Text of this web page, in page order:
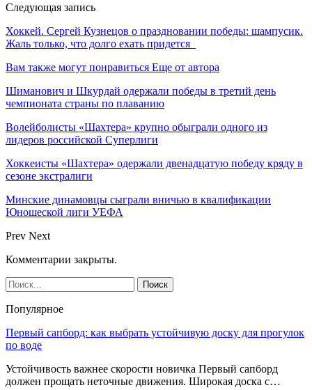
Следующая запись
Хоккей. Сергей Кузнецов о праздновании победы: шампусик.
Жаль только, что долго ехать придется
Вам также могут понравиться Еще от автора
Шиманович и Шкурдай одержали победы в третий день
чемпионата страны по плаванию
Волейболисты «Шахтера» крупно обыграли одного из
лидеров российской Суперлиги
Хоккеисты «Шахтера» одержали двенадцатую победу кряду в
сезоне экстралиги
Минские динамовцы сыграли вничью в квалификации
Юношеской лиги УЕФА
Prev Next
Комментарии закрыты.
Популярное
Первый сапборд: как выбрать устойчивую доску для прогулок
по воде
Устойчивость важнее скорости новичка Первый сапборд
должен прощать неточные движения. Широкая доска с…